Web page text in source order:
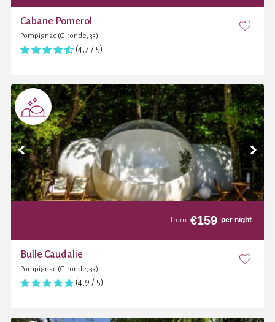
Cabane Pomerol
Pompignac (Gironde, 33)
(4,7 / 5)
from €159 per night
Bulle Caudalie
Pompignac (Gironde, 33)
(4,9 / 5)